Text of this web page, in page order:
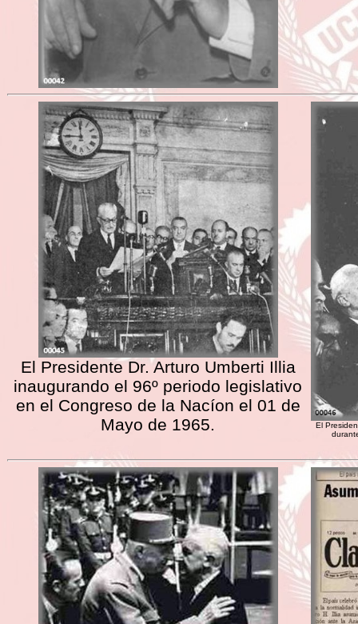
El Presidente Dr. Arturo Umberti Illia
inaugurando el 96º periodo legislativo
en el Congreso de la Nacíon el 01 de
Mayo de 1965.
El